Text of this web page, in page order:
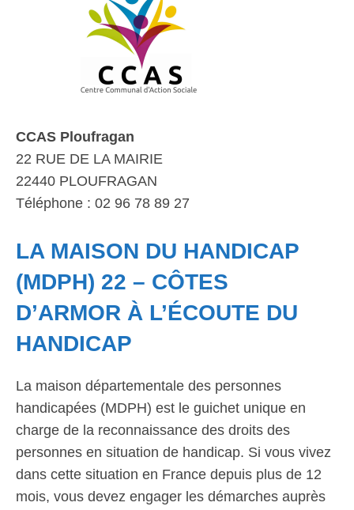
CCAS Ploufragan
22 RUE DE LA MAIRIE
22440 PLOUFRAGAN
Téléphone : 02 96 78 89 27
LA MAISON DU HANDICAP
(MDPH) 22 – CÔTES
D’ARMOR À L’ÉCOUTE DU
HANDICAP
La maison départementale des personnes
handicapées (MDPH) est le guichet unique en
charge de la reconnaissance des droits des
personnes en situation de handicap. Si vous vivez
dans cette situation en France depuis plus de 12
mois, vous devez engager les démarches auprès